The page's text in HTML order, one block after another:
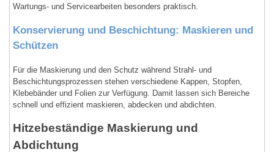
Wartungs- und Servicearbeiten besonders praktisch.
Konservierung und Beschichtung: Maskieren und
Schützen
Für die Maskierung und den Schutz während Strahl- und
Beschichtungsprozessen stehen verschiedene Kappen, Stopfen,
Klebebänder und Folien zur Verfügung. Damit lassen sich Bereiche
schnell und effizient maskieren, abdecken und abdichten.
Hitzebeständige Maskierung und
Abdichtung